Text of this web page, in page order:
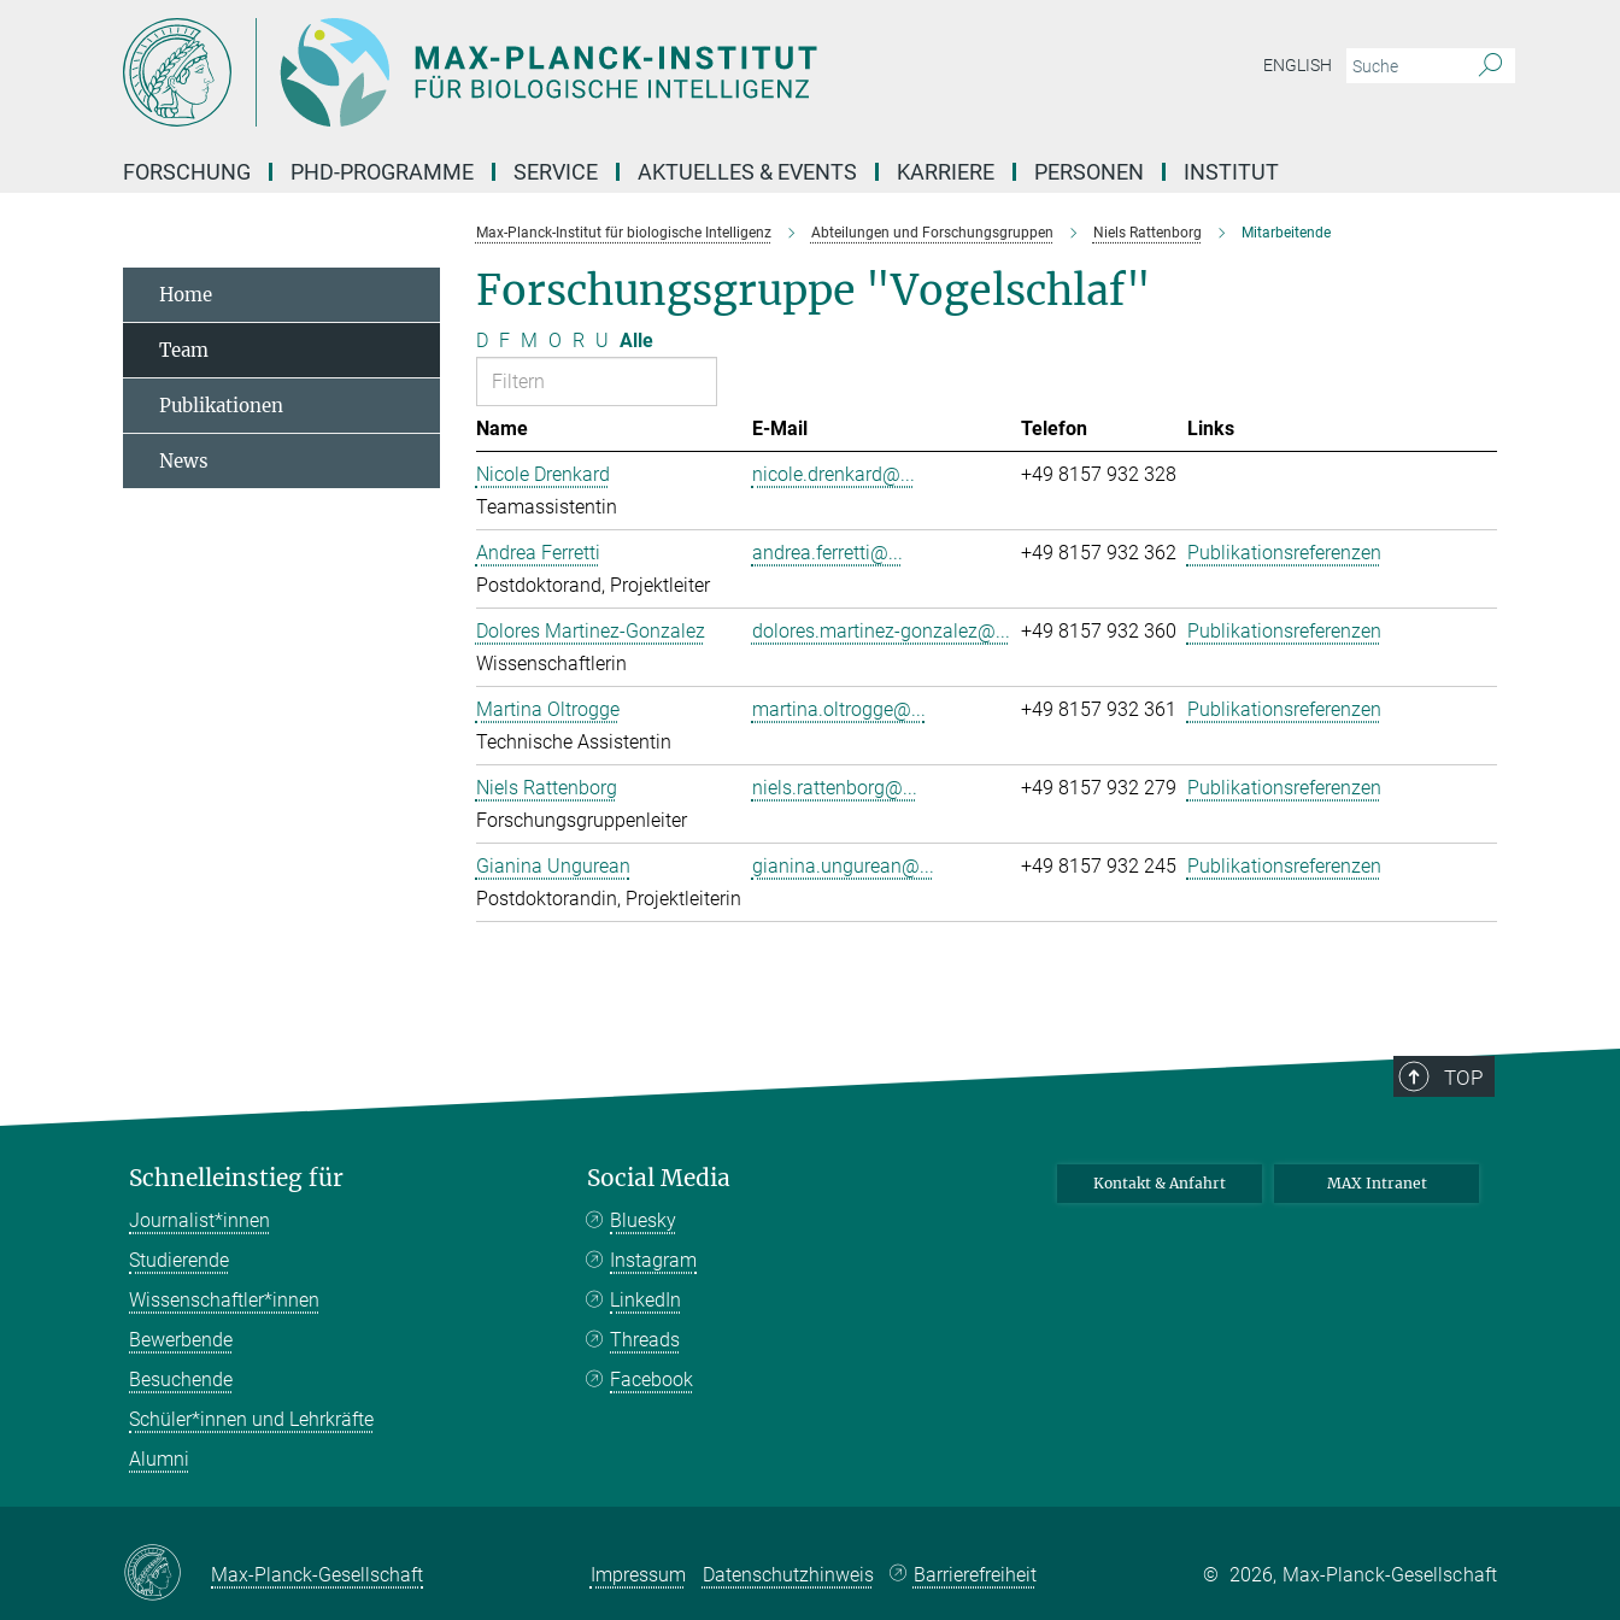
ENGLISH
FORSCHUNG PHD-PROGRAMME SERVICE AKTUELLES & EVENTS KARRIERE PERSONEN INSTITUT
Max-Planck-Institut für biologische Intelligenz Abteilungen und Forschungsgruppen Niels Rattenborg Mitarbeitende
Forschungsgruppe "Vogelschlaf"
D F M O R U Alle
Name E-Mail Telefon
Links
Nicole Drenkard
Teamassistentin
nicole.drenkard@... +49 8157 932 328
Andrea Ferretti
Postdoktorand, Projektleiter
andrea.ferretti@... +49 8157 932 362 Publikationsreferenzen
Dolores Martinez-Gonzalez
Wissenschaftlerin
dolores.martinez-gonzalez@... +49 8157 932 360 Publikationsreferenzen
Martina Oltrogge
Technische Assistentin
martina.oltrogge@... +49 8157 932 361 Publikationsreferenzen
Niels Rattenborg
Forschungsgruppenleiter
niels.rattenborg@... +49 8157 932 279 Publikationsreferenzen
Gianina Ungurean
Postdoktorandin, Projektleiterin
gianina.ungurean@... +49 8157 932 245 Publikationsreferenzen
Home
Team
Publikationen
News
TOP
Schnelleinstieg für
Journalist*innen
Studierende
Wissenschaftler*innen
Bewerbende
Besuchende
Schüler*innen und Lehrkräfte
Alumni
Social Media
Bluesky
Instagram
LinkedIn
Threads
Facebook
Kontakt & Anfahrt MAX Intranet
Max-Planck-Gesellschaft Impressum Datenschutzhinweis Barrierefreiheit © 2026, Max-Planck-Gesellschaft